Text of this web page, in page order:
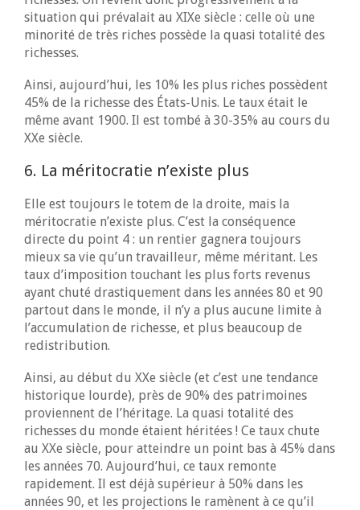
situation qui prévalait au XIXe siècle : celle où une
minorité de très riches possède la quasi totalité des
richesses.
Ainsi, aujourd’hui, les 10% les plus riches possèdent
45% de la richesse des États-Unis. Le taux était le
même avant 1900. Il est tombé à 30-35% au cours du
XXe siècle.
6. La méritocratie n’existe plus
Elle est toujours le totem de la droite, mais la
méritocratie n’existe plus. C’est la conséquence
directe du point 4 : un rentier gagnera toujours
mieux sa vie qu’un travailleur, même méritant. Les
taux d’imposition touchant les plus forts revenus
ayant chuté drastiquement dans les années 80 et 90
partout dans le monde, il n’y a plus aucune limite à
l’accumulation de richesse, et plus beaucoup de
redistribution.
Ainsi, au début du XXe siècle (et c’est une tendance
historique lourde), près de 90% des patrimoines
proviennent de l’héritage. La quasi totalité des
richesses du monde étaient héritées ! Ce taux chute
au XXe siècle, pour atteindre un point bas à 45% dans
les années 70. Aujourd’hui, ce taux remonte
rapidement. Il est déjà supérieur à 50% dans les
années 90, et les projections le ramènent à ce qu’il